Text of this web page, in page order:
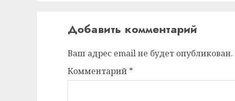
Добавить комментарий
Ваш адрес email не будет опубликован.
Комментарий *